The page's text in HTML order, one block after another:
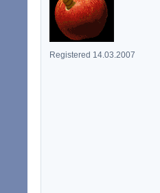
Registered 14.03.2007